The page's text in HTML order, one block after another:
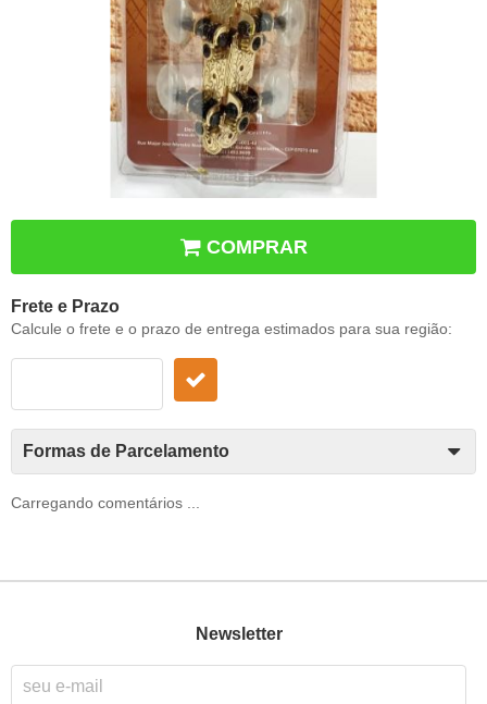
COMPRAR
Frete e Prazo
Calcule o frete e o prazo de entrega estimados para sua região:
Formas de Parcelamento
Carregando comentários ...
Newsletter